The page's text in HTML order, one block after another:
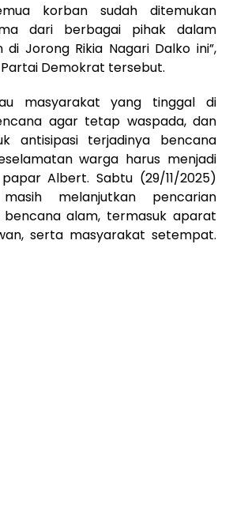
korban sudah ditemukan
dari berbagai pihak dalam
Jorong Rikia Nagari Dalko ini”,
Demokrat tersebut.
masyarakat yang tinggal di
agar tetap waspada, dan
antisipasi terjadinya bencana
warga harus menjadi
Albert. Sabtu (29/11/2025)
melanjutkan pencarian
alam, termasuk aparat
serta masyarakat setempat.